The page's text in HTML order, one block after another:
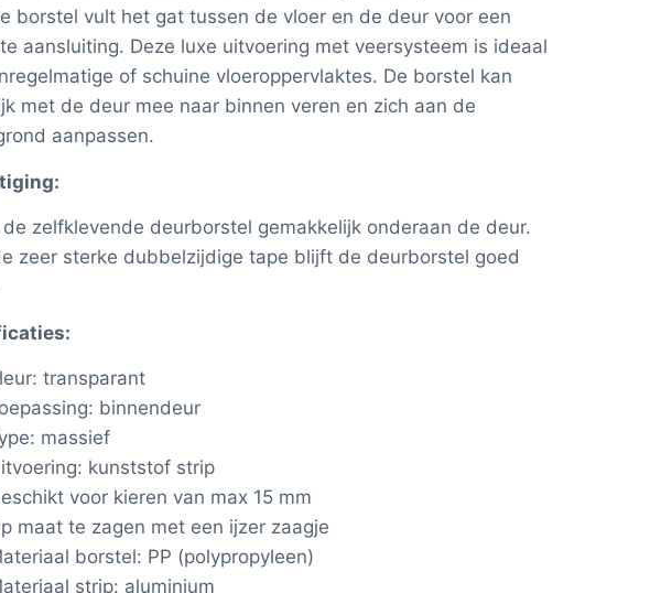
borstel vult het gat tussen de vloer en de deur voor een
aansluiting. Deze luxe uitvoering met veersysteem is ideaal
of schuine vloeroppervlaktes. De borstel kan
met de deur mee naar binnen veren en zich aan de
aanpassen.
de zelfklevende deurborstel gemakkelijk onderaan de deur.
zeer sterke dubbelzijdige tape blijft de deurborstel goed
transparant
binnendeur
massief
kunststof strip
voor kieren van max 15 mm
maat te zagen met een ijzer zaagje
borstel: PP (polypropyleen)
strip: aluminium